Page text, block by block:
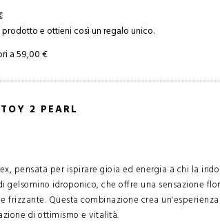
prodotto e ottieni così un regalo unico.
a 59,00 €
2 PEARL
pensata per ispirare gioia ed energia a chi la
gelsomino idroponico, che offre una sensazione
frizzante. Questa combinazione crea
di ottimismo e vitalità.